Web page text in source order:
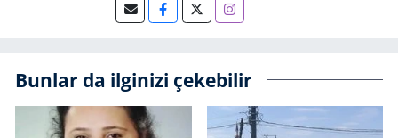
Bunlar da ilginizi çekebilir